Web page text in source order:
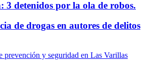
3 detenidos por la ola de robos.
de drogas en autores de delitos